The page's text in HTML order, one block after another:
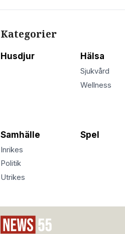
Kategorier
Husdjur Hälsa
Sjukvård
Wellness
Samhälle
Inrikes
Politik
Utrikes
Spel